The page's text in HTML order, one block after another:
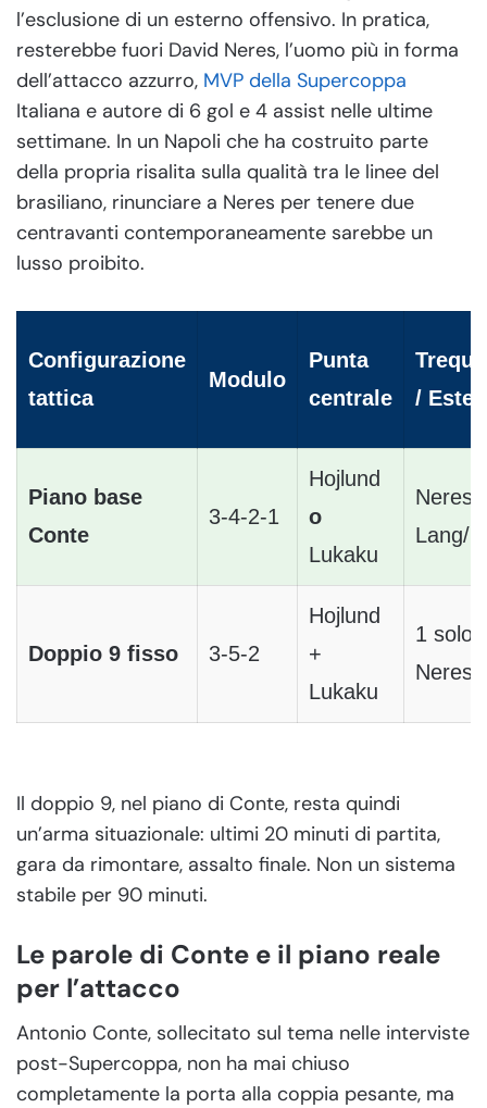
l’esclusione di un esterno offensivo. In pratica,
resterebbe fuori David Neres, l’uomo più in forma
dell’attacco azzurro, MVP della Supercoppa
Italiana e autore di 6 gol e 4 assist nelle ultime
settimane. In un Napoli che ha costruito parte
della propria risalita sulla qualità tra le linee del
brasiliano, rinunciare a Neres per tenere due
centravanti contemporaneamente sarebbe un
lusso proibito.
Configurazione
tattica
Modulo
Punta
centrale
/
Piano base
Conte
3-4-2-1
Hojlund
o
Lukaku
Neres
Lang/
Doppio 9 fisso 3-5-2
Hojlund
+
Lukaku
1 solo
Neres/
Il doppio 9, nel piano di Conte, resta quindi
un’arma situazionale: ultimi 20 minuti di partita,
gara da rimontare, assalto finale. Non un sistema
stabile per 90 minuti.
Le parole di Conte e il piano reale
per l’attacco
Antonio Conte, sollecitato sul tema nelle interviste
post-Supercoppa, non ha mai chiuso
completamente la porta alla coppia pesante, ma